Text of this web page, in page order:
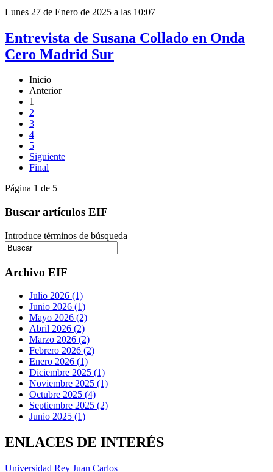
Lunes 27 de Enero de 2025 a las 10:07
Entrevista de Susana Collado en Onda
Cero Madrid Sur
Inicio
Anterior
1
2
3
4
5
Siguiente
Final
Página 1 de 5
Buscar artículos EIF
Introduce términos de búsqueda
Archivo EIF
Julio 2026 (1)
Junio 2026 (1)
Mayo 2026 (2)
Abril 2026 (2)
Marzo 2026 (2)
Febrero 2026 (2)
Enero 2026 (1)
Diciembre 2025 (1)
Noviembre 2025 (1)
Octubre 2025 (4)
Septiembre 2025 (2)
Junio 2025 (1)
ENLACES DE INTERÉS
Universidad Rey Juan Carlos